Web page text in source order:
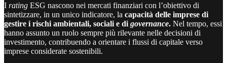
I rating ESG nascono nei mercati finanziari con l’obiettivo di
sintetizzare, in un unico indicatore, la capacità delle imprese di
gestire i rischi ambientali, sociali e di governance. Nel tempo, essi
hanno assunto un ruolo sempre più rilevante nelle decisioni di
investimento, contribuendo a orientare i flussi di capitale verso
imprese considerate sostenibili.